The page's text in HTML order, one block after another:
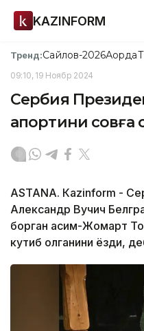
KAZINFORM
Тренд:Сайлов-2026Ақорда
09:10, 19 Ноябр 2024
Сербия
апортини совға
ASTANА. Кazinform -
Александр Вучич
борган Қасим-Жомарт
кутиб олганини ёзди,